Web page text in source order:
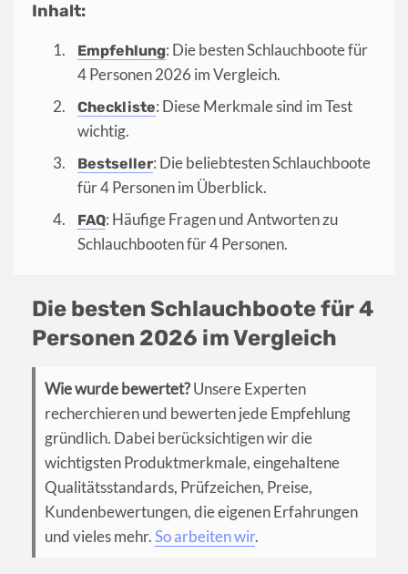
Inhalt:
Empfehlung: Die besten Schlauchboote für
4 Personen 2026 im Vergleich.
Checkliste: Diese Merkmale sind im Test
wichtig.
Bestseller: Die beliebtesten Schlauchboote
für 4 Personen im Überblick.
FAQ: Häufige Fragen und Antworten zu
Schlauchbooten für 4 Personen.
Die besten Schlauchboote für 4
Personen 2026 im Vergleich
Wie wurde bewertet?Unsere Experten
recherchieren und bewerten jede Empfehlung
gründlich. Dabei berücksichtigen wir die
wichtigsten Produktmerkmale, eingehaltene
Qualitätsstandards, Prüfzeichen, Preise,
Kundenbewertungen, die eigenen Erfahrungen
und vieles mehr.So arbeiten wir.